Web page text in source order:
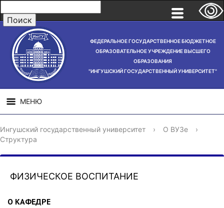
ФЕДЕРАЛЬНОЕ ГОСУДАРСТВЕННОЕ БЮДЖЕТНОЕ
ОБРАЗОВАТЕЛЬНОЕ УЧРЕЖДЕНИЕ ВЫСШЕГО
ОБРАЗОВАНИЯ
"ИНГУШСКИЙ ГОСУДАРСТВЕННЫЙ УНИВЕРСИТЕТ"
МЕНЮ
СВЕДЕНИЯ ОБ
ОБРАЗОВАТЕЛЬНОЙ
ОРГАНИЗАЦИИ
НАУЧНАЯ
ДЕЯТЕЛЬНОСТЬ
Ингушский государственный университет › О ВУЗе
›
Структура
ФИЗИЧЕСКОЕ ВОСПИТАНИЕ
О КАФЕДРЕ